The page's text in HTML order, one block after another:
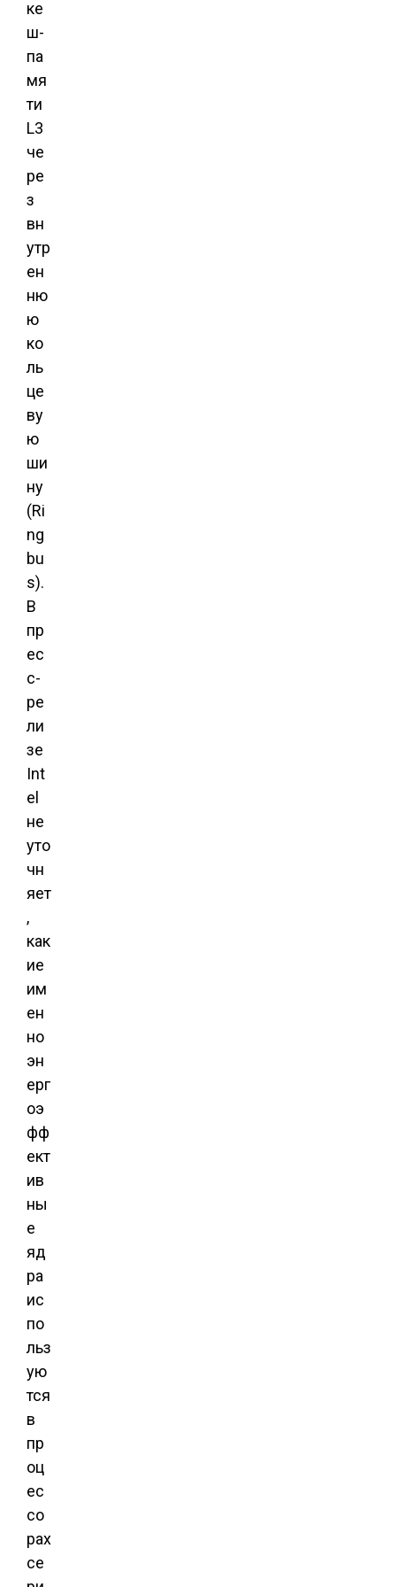
ке
ш-
па
мя
ти
L3
че
ре
з
вн
утр
ен
ню
ю
ко
ль
це
ву
ю
ши
ну
(Ri
ng
bu
s).
В
пр
ес
с-
ре
ли
зе
Int
el
не
уто
чн
яет
,
как
ие
им
ен
но
эн
ерг
оэ
фф
ект
ив
ны
е
яд
ра
ис
по
льз
ую
тся
в
пр
оц
ес
со
рах
се